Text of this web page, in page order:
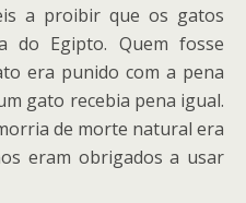
a proibir que os gatos
do Egipto. Quem fosse
era punido com a pena
gato recebia pena igual.
de morte natural era
eram obrigados a usar